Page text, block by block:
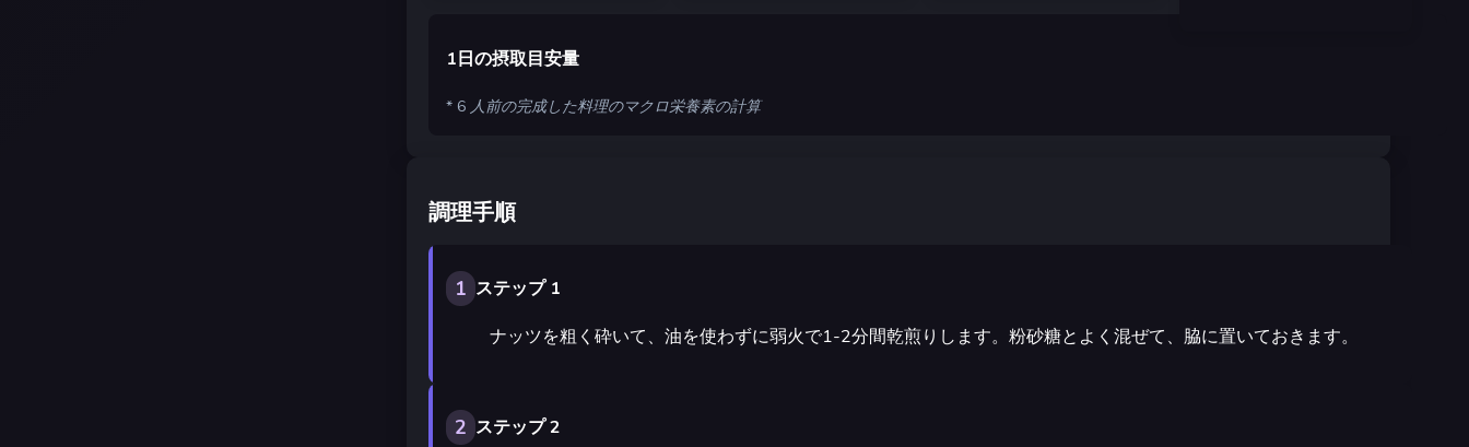
1日の摂取目安量
* 6 人前の完成した料理のマクロ栄養素の計算
調理手順
1 ステップ 1
ナッツを粗く砕いて、油を使わずに弱火で1-2分間乾煎りします。粉砂糖とよく混ぜて、脇に置いておきます。
2 ステップ 2